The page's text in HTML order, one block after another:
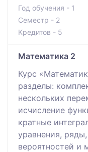
Год обучения - 1
Семестр - 2
Кредитов - 5
Математика 2
Курс
разделы:
нескольких
исчисление
кратные
уравнения,
вероятностей и